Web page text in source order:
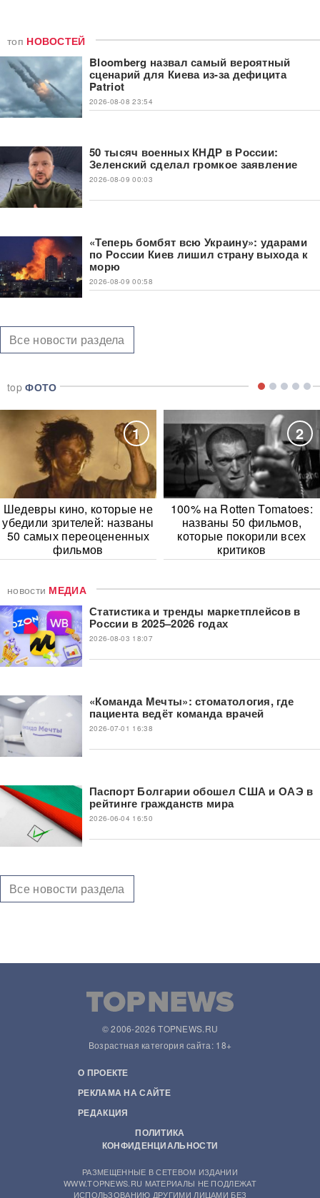
топ НОВОСТЕЙ
Bloomberg назвал самый вероятный
сценарий для Киева из-за дефицита
Patriot
2026-08-08 23:54
50 тысяч военных КНДР в России:
Зеленский сделал громкое заявление
2026-08-09 00:03
«Теперь бомбят всю Украину»: ударами
по России Киев лишил страну выхода к
морю
2026-08-09 00:58
Все новости раздела
topФОТО
1
Шедевры кино, которые не
убедили зрителей: названы
50 самых переоцененных
фильмов
2
100% на Rotten Tomatoes:
названы 50 фильмов,
которые покорили всех
критиков
новости МЕДИА
Статистика и тренды маркетплейсов в
России в 2025–2026 годах
2026-08-03 18:07
«Команда Мечты»: стоматология, где
пациента ведёт команда врачей
2026-07-01 16:38
Паспорт Болгарии обошел США и ОАЭ в
рейтинге гражданств мира
2026-06-04 16:50
Все новости раздела
© 2006-2026 TOPNEWS.RU
Возрастная категория сайта: 18+
О ПРОЕКТЕ
РЕКЛАМА НА САЙТЕ
РЕДАКЦИЯ
ПОЛИТИКА
КОНФИДЕНЦИАЛЬНОСТИ
РАЗМЕЩЕННЫЕ В СЕТЕВОМ ИЗДАНИИ
WWW.TOPNEWS.RU МАТЕРИАЛЫ НЕ ПОДЛЕЖАТ
ИСПОЛЬЗОВАНИЮ ДРУГИМИ ЛИЦАМИ БЕЗ